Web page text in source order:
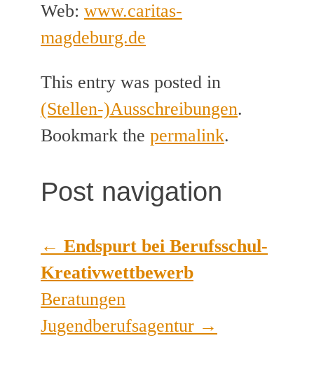
Web: www.caritas-
magdeburg.de
This entry was posted in
(Stellen-)Ausschreibungen.
Bookmark the permalink.
Post navigation
← Endspurt bei Berufsschul-
Kreativwettbewerb
Beratungen
Jugendberufsagentur →